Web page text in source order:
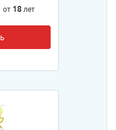
от 18 лет